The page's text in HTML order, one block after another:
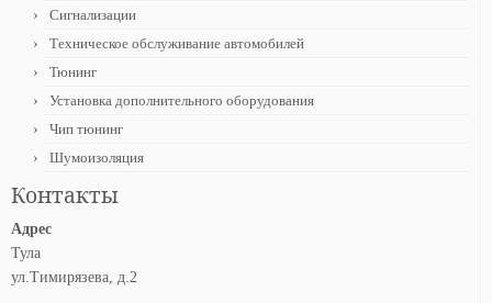
Сигнализации
Техническое обслуживание автомобилей
Тюнинг
Установка дополнительного оборудования
Чип тюнинг
Шумоизоляция
Контакты
Адрес
Тула
ул.Тимирязева, д.2